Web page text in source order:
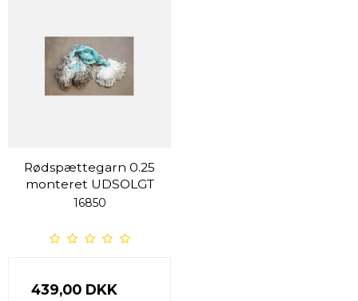
Rødspættegarn 0.25
monteret UDSOLGT
16850
439,00 DKK